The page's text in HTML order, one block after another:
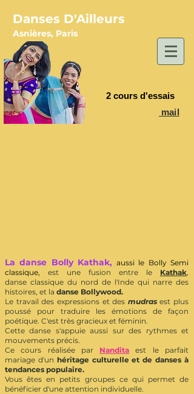
Danses D'Ailleurs
Asnières, Paris
2 cours d'essais
mail
La danse Bolly Kathak,aussi le Bolly Semi
classique,
est une fusion entre le Kathak,
danse classique du nord de l'Inde qui narre des
histoires, et la danse Bollywood.
Le travail des expressions et des mudrasest plus
poussé pour traduire les émotions de façon
poétique. C'est très gracieux et féminin.
Cette danse s'appuie aussi sur des rythmes et
mouvements précis.
Ce cours réalisée par Nandita est le parfait
mariage d'un héritage culturelle et de danses à
tendances populaire.
Vous êtes en petits groupes ce qui permet de
bénéficier d'une attention individuelle.